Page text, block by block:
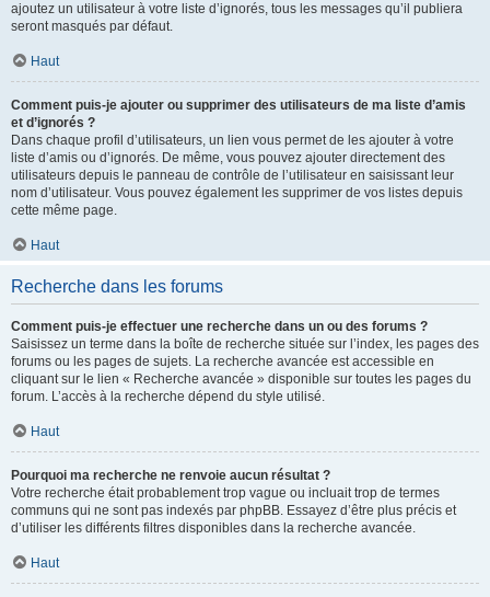
ajoutez un utilisateur à votre liste d’ignorés, tous les messages qu’il publiera
seront masqués par défaut.
Haut
Comment puis-je ajouter ou supprimer des utilisateurs de ma liste d’amis
et d’ignorés ?
Dans chaque profil d’utilisateurs, un lien vous permet de les ajouter à votre
liste d’amis ou d’ignorés. De même, vous pouvez ajouter directement des
utilisateurs depuis le panneau de contrôle de l’utilisateur en saisissant leur
nom d’utilisateur. Vous pouvez également les supprimer de vos listes depuis
cette même page.
Haut
Recherche dans les forums
Comment puis-je effectuer une recherche dans un ou des forums ?
Saisissez un terme dans la boîte de recherche située sur l’index, les pages des
forums ou les pages de sujets. La recherche avancée est accessible en
cliquant sur le lien « Recherche avancée » disponible sur toutes les pages du
forum. L’accès à la recherche dépend du style utilisé.
Haut
Pourquoi ma recherche ne renvoie aucun résultat ?
Votre recherche était probablement trop vague ou incluait trop de termes
communs qui ne sont pas indexés par phpBB. Essayez d’être plus précis et
d’utiliser les différents filtres disponibles dans la recherche avancée.
Haut